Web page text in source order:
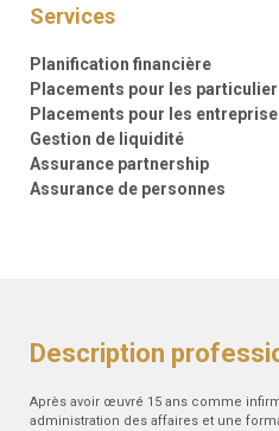
Services
Planification financière
Placements pour les
Placements pour les
Gestion de liquidité
Assurance partnership
Assurance de personnes
Description
Après avoir œuvré 15 ans comme
administration des affaires et une